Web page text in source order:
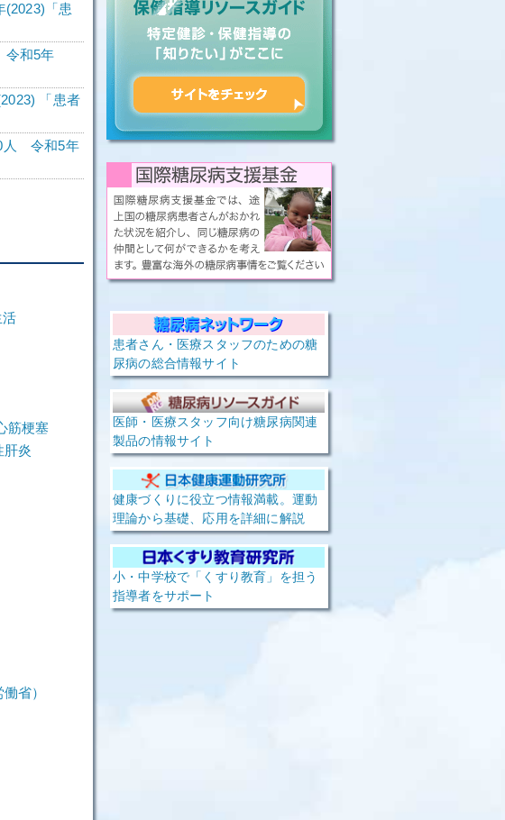
「患
令和5年
「患者
人 令和5年
活
筋梗塞
肝炎
省）
患者さん・医療スタッフのための糖
尿病の総合情報サイト
医師・医療スタッフ向け糖尿病関連
製品の情報サイト
健康づくりに役立つ情報満載。運動
理論から基礎、応用を詳細に解説
小・中学校で「くすり教育」を担う
指導者をサポート